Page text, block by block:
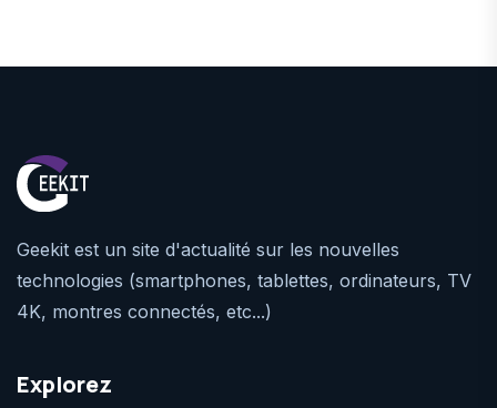
Geekit est un site d'actualité sur les nouvelles
technologies (smartphones, tablettes, ordinateurs, TV
4K, montres connectés, etc...)
Explorez